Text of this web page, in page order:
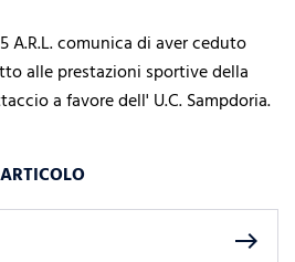
A.R.L. comunica di aver ceduto
alle prestazioni sportive della
a favore dell' U.C. Sampdoria.
east